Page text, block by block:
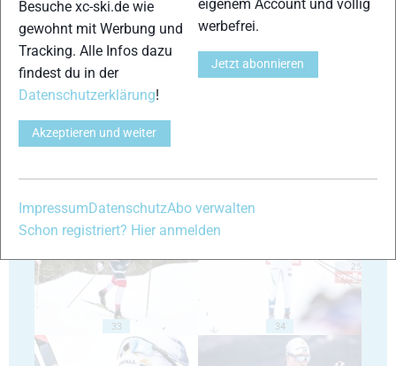
29 30
33 34
Besuche xc-ski.de wie
gewohnt mit Werbung und
Tracking. Alle Infos dazu
findest du in der
Datenschutzerklärung!
Akzeptieren und weiter
eigenem Account und völlig
werbefrei.
Jetzt abonnieren
Impressum DatenschutzAbo verwalten
Schon registriert? Hier anmelden